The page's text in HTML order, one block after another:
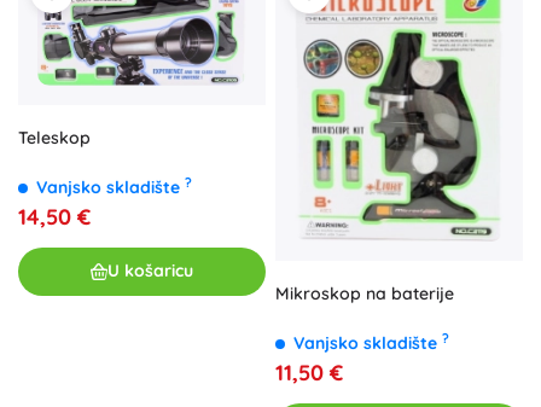
Teleskop
Vanjsko skladište ?
14,50 €
U košaricu
Mikroskop na baterije
Vanjsko skladište ?
11,50 €